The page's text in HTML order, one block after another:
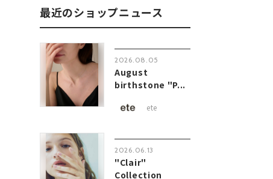
最近のショップニュース
2026.08.05
August
birthstone "P...
ete
2026.06.13
"Clair"
Collection